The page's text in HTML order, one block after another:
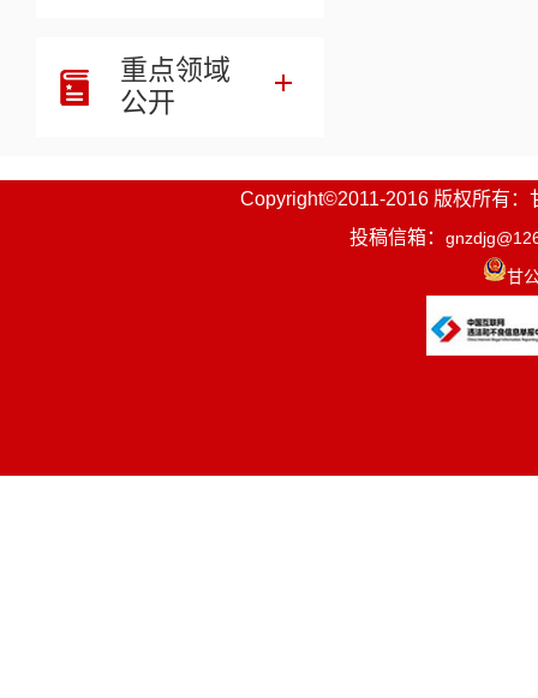
重点领域
公开
Copyright©2011-2016 版权所有：
投稿信箱：
甘